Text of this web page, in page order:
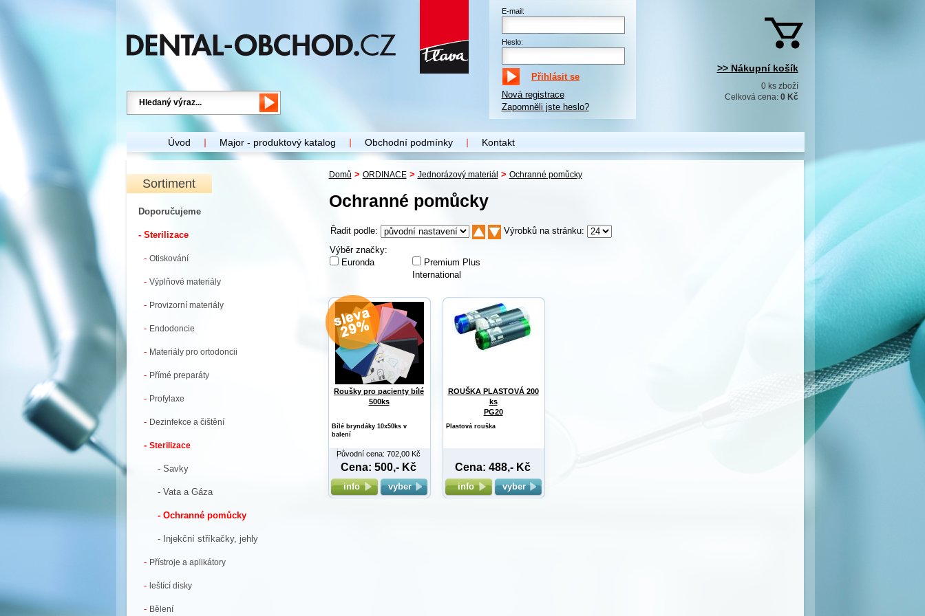
E-mail:
Heslo:
Nová registrace
Zapomněli jste heslo?
>> Nákupní košík
0 ks zboží
Celková cena: 0 Kč
Úvod Major - produktový katalog Obchodní podmínky Kontakt
Sortiment
Doporučujeme
- Sterilizace
- Otiskování
- Výplňové materiály
- Provizorní materiály
- Endodoncie
- Materiály pro ortodoncii
- Přímé preparáty
- Profylaxe
- Dezinfekce a čištění
- Sterilizace
- Savky
- Vata a Gáza
- Ochranné pomůcky
- Injekční stříkačky, jehly
- Přístroje a aplikátory
- leštící disky
- Bělení
Domů > ORDINACE > Jednorázový materiál > Ochranné pomůcky
Ochranné pomůcky
Řadit podle:
Výrobků na stránku:
Výběr značky:
Euronda
Premium Plus
International
Roušky pro pacienty bílé
500ks
Bílé bryndáky 10x50ks v
balení
Původní cena: 702,00 Kč
Cena: 500,- Kč
info vyber
ROUŠKA PLASTOVÁ 200
ks
PG20
Plastová rouška
Cena: 488,- Kč
info vyber